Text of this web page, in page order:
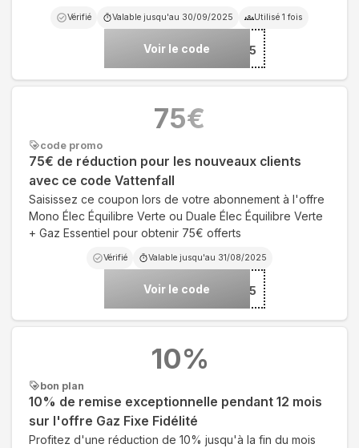
Vérifié Valable jusqu'au 30/09/2025 Utilisé 1 fois
Voir le code
***ENTREE2025
code promo
75€ de réduction pour les nouveaux clients
avec ce code Vattenfall
Saisissez ce coupon lors de votre abonnement à l'offre
Mono Élec Équilibre Verte ou Duale Élec Équilibre Verte
+ Gaz Essentiel pour obtenir 75€ offerts
Vérifié Valable jusqu'au 31/08/2025
Voir le code***OUT2025
75€
bon plan
10% de remise exceptionnelle pendant 12 mois
sur l'offre Gaz Fixe Fidélité
Profitez d'une réduction de 10% jusqu'à la fin du mois
10%